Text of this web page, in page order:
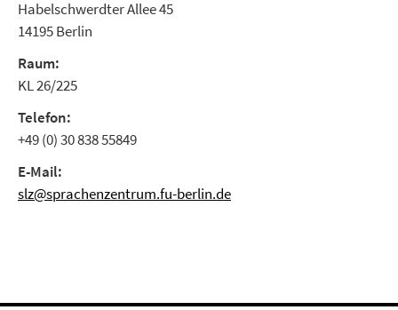
Habelschwerdter Allee 45
14195 Berlin
Raum:
KL 26/225
Telefon:
+49 (0) 30 838 55849
E-Mail:
slz@sprachenzentrum.fu-berlin.de